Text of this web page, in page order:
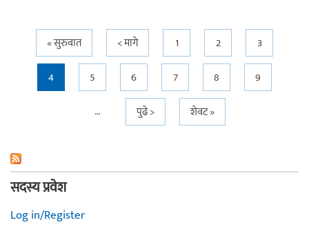
Pages« सुरुवात < मागे 1 2
3
4
5 6 7 8
9
…
पुढे > शेवट »
सदस्य प्रवेश
Log in/Register